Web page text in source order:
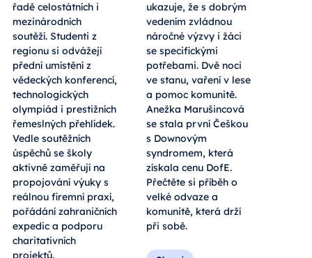
řadě celostátních i
mezinárodních
soutěží. Studenti z
regionu si odvážejí
přední umístění z
vědeckých konferencí,
technologických
olympiád i prestižních
řemeslných přehlídek.
Vedle soutěžních
úspěchů se školy
aktivně zaměřují na
propojování výuky s
reálnou firemní praxí,
pořádání zahraničních
expedic a podporu
charitativních
projektů.
ukazuje, že s dobrým
vedením zvládnou
náročné výzvy i žáci
se specifickými
potřebami. Dvě noci
ve stanu, vaření v lese
a pomoc komunitě.
Anežka Marušincová
se stala první Češkou
s Downovým
syndromem, která
získala cenu DofE.
Přečtěte si příběh o
velké odvaze a
komunitě, která drží
při sobě.